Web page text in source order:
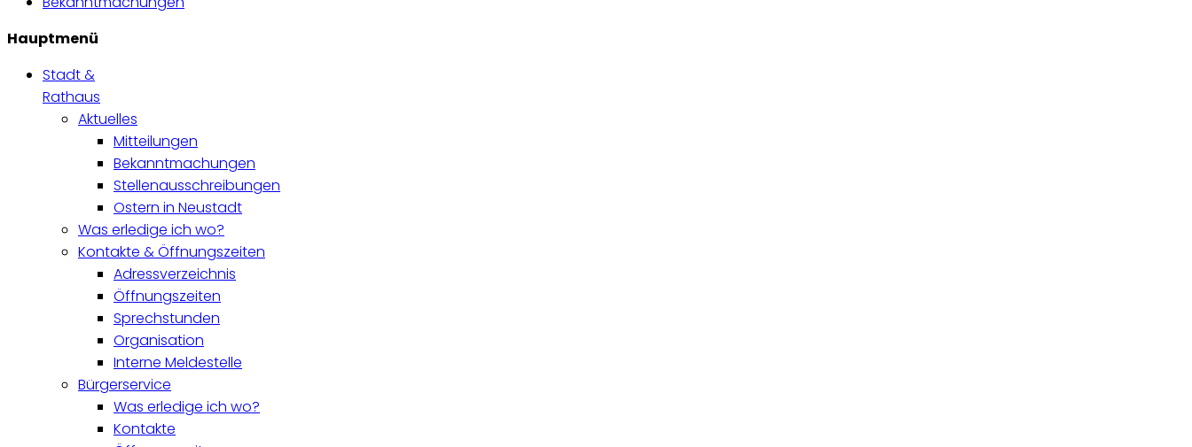
Hauptmenü
Stadt &
Rathaus
Aktuelles
Mitteilungen
Bekanntmachungen
Stellenausschreibungen
Ostern in Neustadt
Was erledige ich wo?
Kontakte & Öffnungszeiten
Adressverzeichnis
Öffnungszeiten
Sprechstunden
Organisation
Interne Meldestelle
Bürgerservice
Was erledige ich wo?
Kontakte